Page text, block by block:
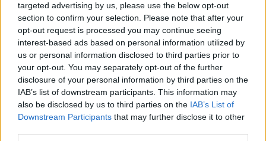
targeted advertising by us, please use the below opt-out
section to confirm your selection. Please note that after your
opt-out request is processed you may continue seeing
interest-based ads based on personal information utilized by
us or personal information disclosed to third parties prior to
your opt-out. You may separately opt-out of the further
disclosure of your personal information by third parties on the
IAB’s list of downstream participants. This information may
also be disclosed by us to third parties on the IAB’s List of
Downstream Participants that may further disclose it to other
06:44
Σητεία: Καλύτερη η εικόνα με την φωτιά στα Αχλάδια -
Βίντεο
Το αφράτο και κρεμώδες νηστίσιμο παγωτό βανίλια,
χωρίς παγωτομηχανή
Φεύγουμε για διακοπές; Τα 7 πράγματα που πρέπει να
κάνουμε στο σπίτι πριν κλείσουμε την πόρτα